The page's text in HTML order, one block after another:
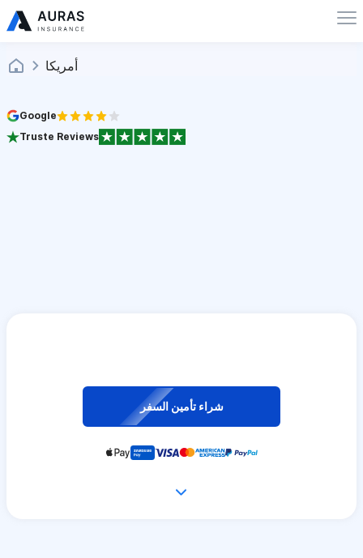
أمريكا
Google
Truste Reviews
شراء تأمين السفر